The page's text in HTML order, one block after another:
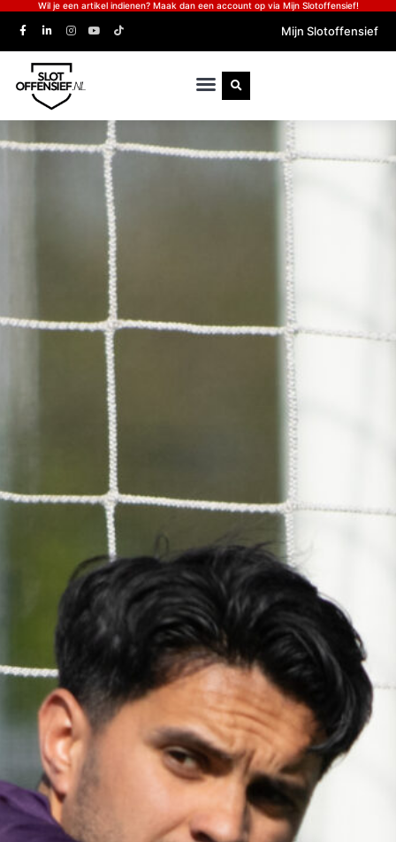
Wil je een artikel indienen? Maak dan een account op via Mijn Slotoffensief!
Mijn Slotoffensief